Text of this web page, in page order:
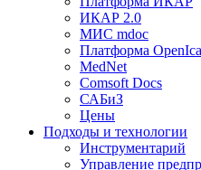
ИКАР 2.0
МИС mdoc
Платформа
MedNet
Comsoft Docs
САБиЗ
Цены
Подходы и технологии
Инструментарий
Управление